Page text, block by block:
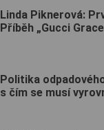
Linda Piknerová:
Příběh „Gucci
Politika
s čím se musí